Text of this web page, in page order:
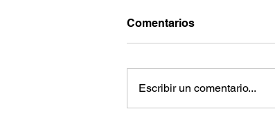
Comentarios
Escribir un comentario...